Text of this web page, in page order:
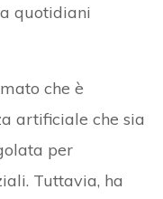
quotidiani
che è
artificiale che sia
per
Tuttavia, ha